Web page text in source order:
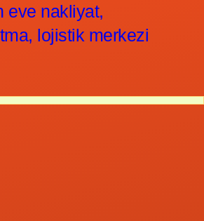
eve nakliyat,
lojistik merkezi